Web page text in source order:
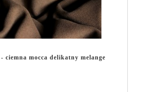
ciemna mocca delikatny melange